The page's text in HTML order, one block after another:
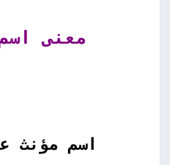
معنى
اسم مؤنث